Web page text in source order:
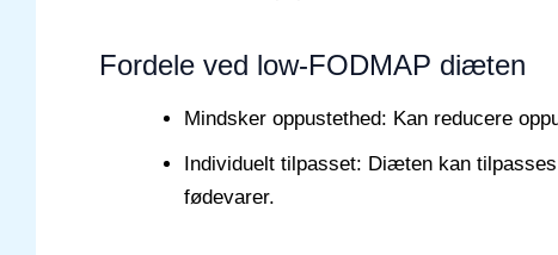
Fordele ved low-FODMAP diæten
Mindsker oppustethed: Kan reducere
Individuelt tilpasset: Diæten kan
fødevarer.